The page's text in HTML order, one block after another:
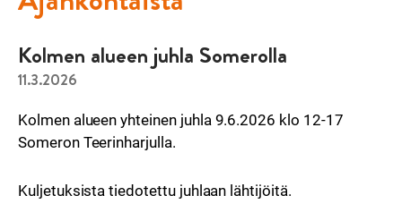
Kolmen alueen juhla Somerolla
11.3.2026
Kolmen alueen yhteinen juhla 9.6.2026 klo 12-17
Someron Teerinharjulla.
Kuljetuksista tiedotettu juhlaan lähtijöitä.